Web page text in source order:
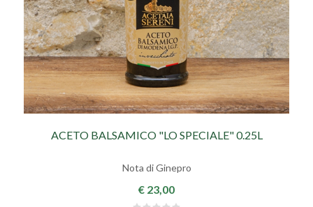
ACETO BALSAMICO "LO SPECIALE" 0.25L
Nota di Ginepro
€ 23,00